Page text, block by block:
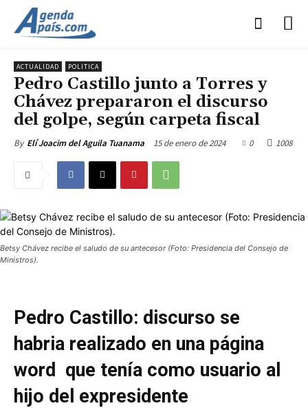
ACTUALIDAD POLITICA
Pedro Castillo junto a Torres y
Chávez prepararon el discurso
del golpe, según carpeta fiscal
By Elí Joacim del Aguila Tuanama 15 de enero de 2024 0 1008
Betsy Chávez recibe el saludo de su antecesor (Foto: Presidencia del Consejo de
Ministros).
Pedro Castillo: discurso se
habria realizado en una página
word que tenía como usuario al
hijo del expresidente